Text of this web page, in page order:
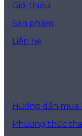
Giới thiệu
Sản phẩm
Liên hệ
Hướng dẫn mua
Phương thức